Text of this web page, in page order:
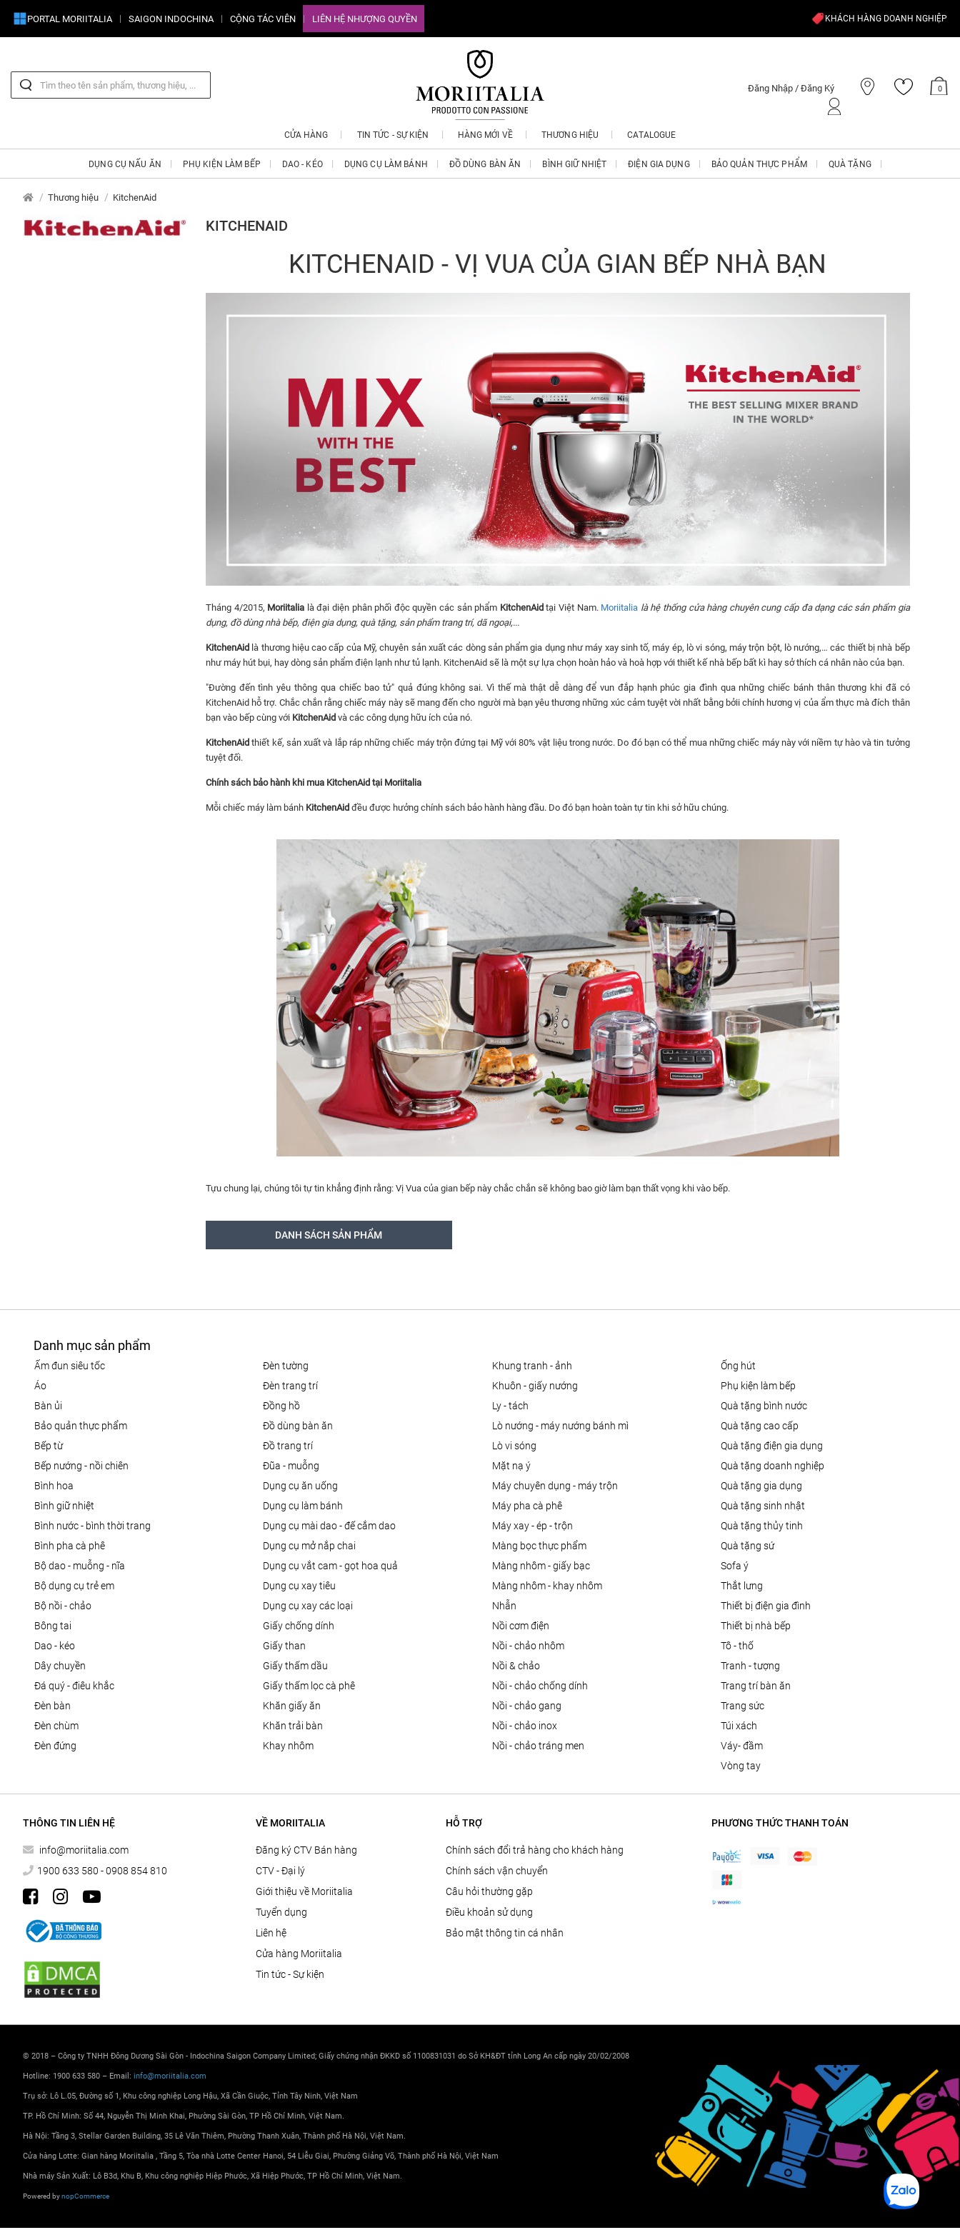
PORTAL MORIITALIA SAIGON INDOCHINA CỘNG TÁC VIÊN LIÊN HỆ NHƯỢNG QUYỀN KHÁCH HÀNG DOANH NGHIỆP
Đăng Nhập / Đăng Ký 0
CỬA HÀNG TIN TỨC - SỰ KIỆN HÀNG MỚI VỀ THƯƠNG HIỆU CATALOGUE
DỤNG CỤ NẤU ĂN PHỤ KIỆN LÀM BẾP DAO - KÉO DỤNG CỤ LÀM BÁNH ĐỒ DÙNG BÀN ĂN BÌNH GIỮ NHIỆT ĐIỆN GIA DỤNG BẢO QUẢN THỰC PHẨM QUÀ TẶNG
Thương hiệu KitchenAid
KITCHENAID
KITCHENAID - VỊ VUA CỦA GIAN BẾP NHÀ BẠN
Tháng 4/2015, Moriitalia là đại diện phân phối độc quyền các sản phẩm KitchenAid tại Việt Nam. Moriitalia là hệ thống cửa hàng chuyên cung cấp đa dạng các sản phẩm gia
dụng, đồ dùng nhà bếp, điện gia dụng, quà tặng, sản phẩm trang trí, dã ngoại,...
KitchenAid là thương hiệu cao cấp của Mỹ, chuyên sản xuất các dòng sản phẩm gia dụng như máy xay sinh tố, máy ép, lò vi sóng, máy trộn bột, lò nướng,… các thiết bị nhà bếp
như máy hút bụi, hay dòng sản phẩm điện lạnh như tủ lạnh. KitchenAid sẽ là một sự lựa chọn hoàn hảo và hoà hợp với thiết kế nhà bếp bất kì hay sở thích cá nhân nào của bạn.
"Đường đến tình yêu thông qua chiếc bao tử" quả đúng không sai. Vì thế mà thật dễ dàng để vun đắp hạnh phúc gia đình qua những chiếc bánh thân thương khi đã có
KitchenAid hỗ trợ. Chắc chắn rằng chiếc máy này sẽ mang đến cho người mà bạn yêu thương những xúc cảm tuyệt vời nhất bằng bởii chính hương vị của ẩm thực mà đích thân
bạn vào bếp cùng với KitchenAid và các công dụng hữu ích của nó.
KitchenAid thiết kế, sản xuất và lắp ráp những chiếc máy trộn đứng tại Mỹ với 80% vật liệu trong nước. Do đó bạn có thể mua những chiếc máy này với niềm tự hào và tin tưởng
tuyệt đối.
Chính sách bảo hành khi mua KitchenAid tại Moriitalia
Mỗi chiếc máy làm bánh KitchenAid đều được hưởng chính sách bảo hành hàng đầu. Do đó bạn hoàn toàn tự tin khi sở hữu chúng.
Tựu chung lại, chúng tôi tự tin khẳng định rằng: Vị Vua của gian bếp này chắc chắn sẽ không bao giờ làm bạn thất vọng khi vào bếp.
DANH SÁCH SẢN PHẨM
Danh mục sản phẩm
ấm đun siêu tốc
áo
bàn ủi
bảo quản thực phẩm
bếp từ
bếp nướng - nồi chiên
bình hoa
bình giữ nhiệt
bình nước - bình thời trang
bình pha cà phê
bộ dao - muỗng - nĩa
bộ dụng cụ trẻ em
bộ nồi - chảo
bông tai
dao - kéo
dây chuyền
đá quý - điêu khắc
đèn bàn
đèn chùm
đèn đứng
đèn tường
đèn trang trí
đồng hồ
đồ dùng bàn ăn
đồ trang trí
đũa - muỗng
dụng cụ ăn uống
dụng cụ làm bánh
dụng cụ mài dao - đế cắm dao
dụng cụ mở nắp chai
dụng cụ vắt cam - gọt hoa quả
dụng cụ xay tiêu
dụng cụ xay các loại
giấy chống dính
giấy than
giấy thấm dầu
giấy thấm lọc cà phê
khăn giấy ăn
khăn trải bàn
khay nhôm
khung tranh - ảnh
khuôn - giấy nướng
ly - tách
lò nướng - máy nướng bánh mì
lò vi sóng
mặt nạ ý
máy chuyên dụng - máy trộn
máy pha cà phê
máy xay - ép - trộn
màng bọc thực phẩm
màng nhôm - giấy bạc
màng nhôm - khay nhôm
nhẫn
nồi cơm điện
nồi - chảo nhôm
nồi & chảo
nồi - chảo chống dính
nồi - chảo gang
nồi - chảo inox
nồi - chảo tráng men
ống hút
phụ kiện làm bếp
quà tặng bình nước
quà tặng cao cấp
quà tặng điện gia dụng
quà tặng doanh nghiệp
quà tặng gia dụng
quà tặng sinh nhật
quà tặng thủy tinh
quà tặng sứ
sofa ý
thắt lưng
thiết bị điện gia đình
thiết bị nhà bếp
tô - thố
tranh - tượng
trang trí bàn ăn
trang sức
túi xách
váy- đầm
vòng tay
THÔNG TIN LIÊN HỆ
info@moriitalia.com
1900 633 580 - 0908 854 810
VỀ MORIITALIA
Đăng ký CTV Bán hàng
CTV - Đại lý
Giới thiệu về Moriitalia
Tuyển dụng
Liên hệ
Cửa hàng Moriitalia
Tin tức - Sự kiện
HỖ TRỢ
Chính sách đổi trả hàng cho khách hàng
Chính sách vận chuyển
Câu hỏi thường gặp
Điều khoản sử dụng
Bảo mật thông tin cá nhân
PHƯƠNG THỨC THANH TOÁN
© 2018 – Công ty TNHH Đông Dương Sài Gòn - Indochina Saigon Company Limited; Giấy chứng nhận ĐKKD số 1100831031 do Sở KH&ĐT tỉnh Long An cấp ngày 20/02/2008
Hotline: 1900 633 580 – Email: info@moriitalia.com
Trụ sở: Lô L.05, Đường số 1, Khu công nghiệp Long Hậu, Xã Cần Giuộc, Tỉnh Tây Ninh, Việt Nam
TP. Hồ Chí Minh: Số 44, Nguyễn Thị Minh Khai, Phường Sài Gòn, TP Hồ Chí Minh, Việt Nam.
Hà Nội: Tầng 3, Stellar Garden Building, 35 Lê Văn Thiêm, Phường Thanh Xuân, Thành phố Hà Nội, Việt Nam.
Cửa hàng Lotte: Gian hàng Moriitalia , Tầng 5, Tòa nhà Lotte Center Hanoi, 54 Liễu Giai, Phường Giảng Võ, Thành phố Hà Nội, Việt Nam
Nhà máy Sản Xuất: Lô B3d, Khu B, Khu công nghiệp Hiệp Phước, Xã Hiệp Phước, TP Hồ Chí Minh, Việt Nam.
Powered bynopCommerce